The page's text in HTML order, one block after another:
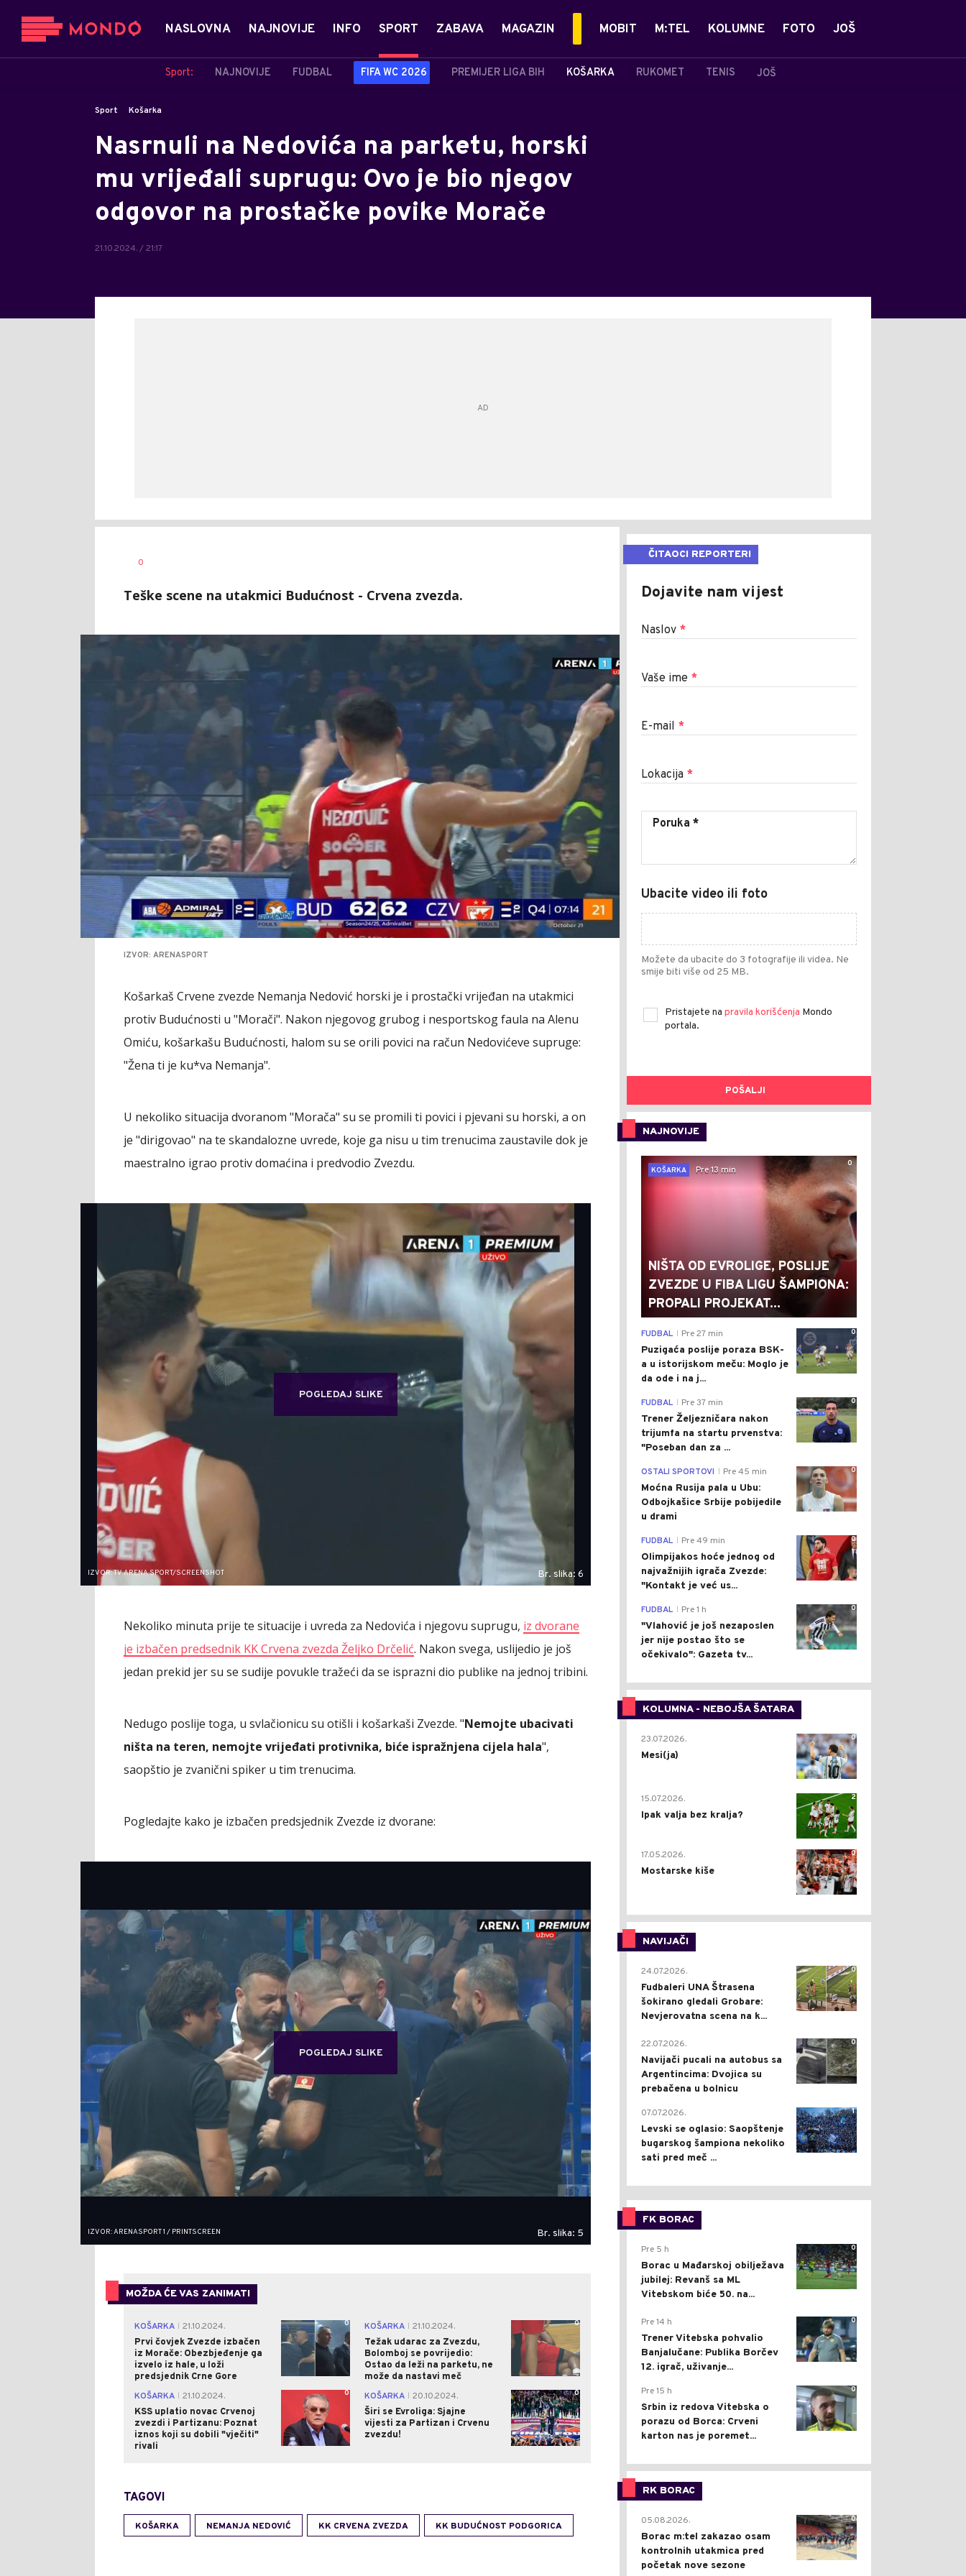
NASLOVNA NAJNOVIJE INFO SPORT
Sport: NAJNOVIJE FUDBAL FIFA WC 2026 PREMIJER LIGA BIH KOŠARKA RUKOMET TENIS JOŠ
ZABAVA MAGAZIN MOBIT M:TEL KOLUMNE FOTO JOŠ
Sport Košarka
Nasrnuli na Nedovića na parketu, horski
mu vrijeđali suprugu: Ovo je bio njegov
odgovor na prostačke povike Morače
21.10.2024. / 21:17
0
Teške scene na utakmici Budućnost - Crvena zvezda.
IZVOR: ARENASPORT
Košarkaš Crvene zvezde Nemanja Nedović horski je i prostački vrijeđan na utakmici
protiv Budućnosti u "Morači". Nakon njegovog grubog i nesportskog faula na Alenu
Omiću, košarkašu Budućnosti, halom su se orili povici na račun Nedovićeve supruge:
"Žena ti je ku*va Nemanja".
U nekoliko situacija dvoranom "Morača" su se promili ti povici i pjevani su horski, a on
je "dirigovao" na te skandalozne uvrede, koje ga nisu u tim trenucima zaustavile dok je
maestralno igrao protiv domaćina i predvodio Zvezdu.
POGLEDAJ SLIKE
IZVOR: TV ARENA SPORT/SCREENSHOT Br. slika: 6
Nekoliko minuta prije te situacije i uvreda za Nedovića i njegovu suprugu, iz dvorane
je izbačen predsednik KK Crvena zvezda Željko Drčelić. Nakon svega, uslijedio je još
jedan prekid jer su se sudije povukle tražeći da se isprazni dio publike na jednoj tribini.
Nedugo poslije toga, u svlačionicu su otišli i košarkaši Zvezde. "Nemojte ubacivati
ništa na teren, nemojte vrijeđati protivnika, biće ispražnjena cijela hala",
saopštio je zvanični spiker u tim trenucima.
Pogledajte kako je izbačen predsjednik Zvezde iz dvorane:
POGLEDAJ SLIKE
IZVOR: ARENASPORT 1 / PRINTSCREEN Br. slika: 5
MOŽDA ĆE VAS ZANIMATI
KOŠARKA
21.10.2024.
Prvi čovjek Zvezde izbačen
iz Morače: Obezbjeđenje ga
izvelo iz hale, u loži
predsjednik Crne Gore
0 KOŠARKA
21.10.2024.
Težak udarac za Zvezdu,
Bolomboj se povrijedio:
Ostao da leži na parketu, ne
može da nastavi meč
0
KOŠARKA
21.10.2024.
KSS uplatio novac Crvenoj
zvezdi i Partizanu: Poznat
iznos koji su dobili "vječiti"
rivali
0 KOŠARKA
20.10.2024.
Širi se Evroliga: Sjajne
vijesti za Partizan i Crvenu
zvezdu!
0
TAGOVI
KOŠARKA NEMANJA NEDOVIĆ KK CRVENA ZVEZDA KK BUDUĆNOST PODGORICA
ČITAOCI REPORTERI
Dojavite nam vijest
Naslov *
Vaše ime *
E-mail *
Lokacija *
Ubacite video ili foto
Možete da ubacite do 3 fotografije ili videa. Ne
smije biti više od 25 MB.
Pristajete na pravila korišćenja Mondo
portala.
POŠALJI
NAJNOVIJE
0
KOŠARKA
Pre 13 min
NIŠTA OD EVROLIGE, POSLIJE
ZVEZDE U FIBA LIGU ŠAMPIONA:
PROPALI PROJEKAT...
0
FUDBAL Pre 27 min
Puzigaća poslije poraza BSK-
a u istorijskom meču: Moglo je
da ode i na j...
0
FUDBAL Pre 37 min
Trener Željezničara nakon
trijumfa na startu prvenstva:
"Poseban dan za ...
0
OSTALI SPORTOVI Pre 45 min
Moćna Rusija pala u Ubu:
Odbojkašice Srbije pobijedile
u drami
0
FUDBAL Pre 49 min
Olimpijakos hoće jednog od
najvažnijih igrača Zvezde:
"Kontakt je već us...
0
FUDBAL Pre 1 h
"Vlahović je još nezaposlen
jer nije postao što se
očekivalo": Gazeta tv...
KOLUMNA - NEBOJŠA ŠATARA
0
23.07.2026.
Mesi(ja)
2
15.07.2026.
Ipak valja bez kralja?
0
17.05.2026.
Mostarske kiše
NAVIJAČI
0
24.07.2026.
Fudbaleri UNA Štrasena
šokirano gledali Grobare:
Nevjerovatna scena na k...
0
22.07.2026.
Navijači pucali na autobus sa
Argentincima: Dvojica su
prebačena u bolnicu
1
07.07.2026.
Levski se oglasio: Saopštenje
bugarskog šampiona nekoliko
sati pred meč ...
FK BORAC
0
Pre 5 h
Borac u Mađarskoj obilježava
jubilej: Revanš sa ML
Vitebskom biće 50. na...
0
Pre 14 h
Trener Vitebska pohvalio
Banjalučane: Publika Borčev
12. igrač, uživanje...
0
Pre 15 h
Srbin iz redova Vitebska o
porazu od Borca: Crveni
karton nas je poremet...
RK BORAC
0
05.08.2026.
Borac m:tel zakazao osam
kontrolnih utakmica pred
početak nove sezone